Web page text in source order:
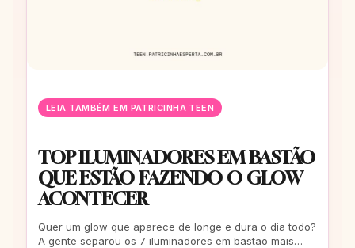
LEIA TAMBÉM EM PATRICINHA TEEN
TOP ILUMINADORES EM BASTÃO
QUE ESTÃO FAZENDO O GLOW
ACONTECER
Quer um glow que aparece de longe e dura o dia todo?
A gente separou os 7 iluminadores em bastão mais